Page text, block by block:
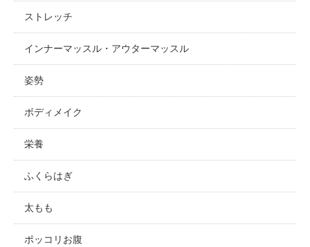
ストレッチ
インナーマッスル・アウターマッスル
姿勢
ボディメイク
栄養
ふくらはぎ
太もも
ポッコリお腹